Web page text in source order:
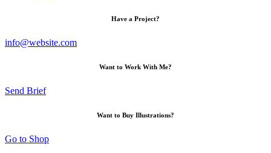
Have a Project?
info@website.com
Want to Work With Me?
Send Brief
Want to Buy Illustrations?
Go to Shop